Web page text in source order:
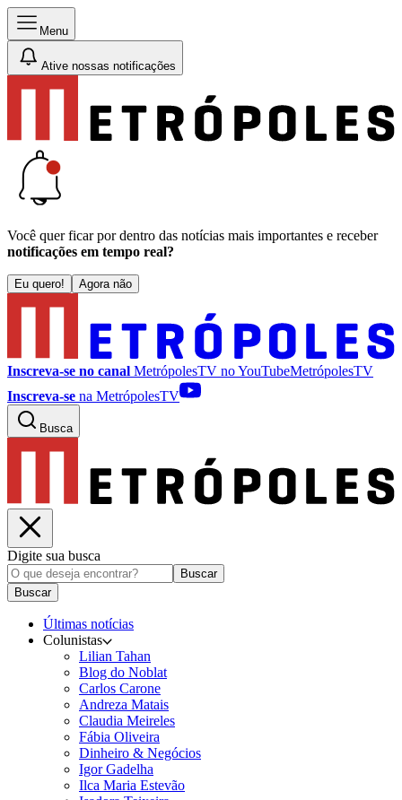
Menu
Ative nossas notificações
Você quer ficar por dentro das notícias mais importantes e receber
notificações em tempo real?
Eu quero! Agora não
Inscreva-se no canal MetrópolesTV noYouTubeMetrópolesTV
Inscreva-se na MetrópolesTV
Busca
Digite sua busca
Buscar
Buscar
Últimas notícias
Colunistas
Lilian Tahan
Blog do Noblat
Carlos Carone
Andreza Matais
Claudia Meireles
Fábia Oliveira
Dinheiro & Negócios
Igor Gadelha
Ilca Maria Estevão